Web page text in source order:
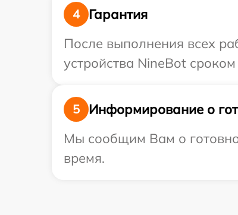
4
Гарантия
После выполнения всех
устройства NineBot
5
Информирование о
Мы сообщим Вам о
время.